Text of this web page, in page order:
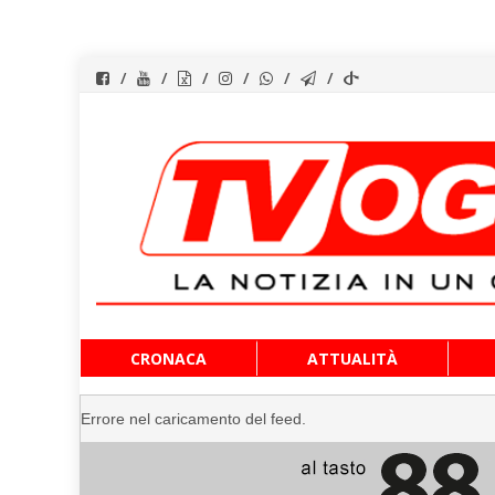
al
contenuto
CRONACA ATTUALITÀ
Errore nel caricamento del feed.